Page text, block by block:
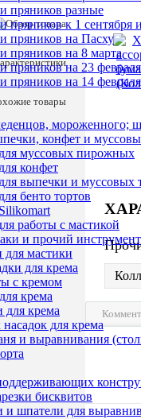
пряников разные
пряников к 1
пряников на Пасху
пряников на 8 марта
пряников на 23 февраля
пряников на 14
мороженного;
конфет и
муссовых пирожных
конфет
выпечки и муссовых
бенто тортов
работы с мастикой
и прочий
мастики
для крема
с кремом
крема
для крема
для крема
и выравнивания
бисквитов
и шпатели для